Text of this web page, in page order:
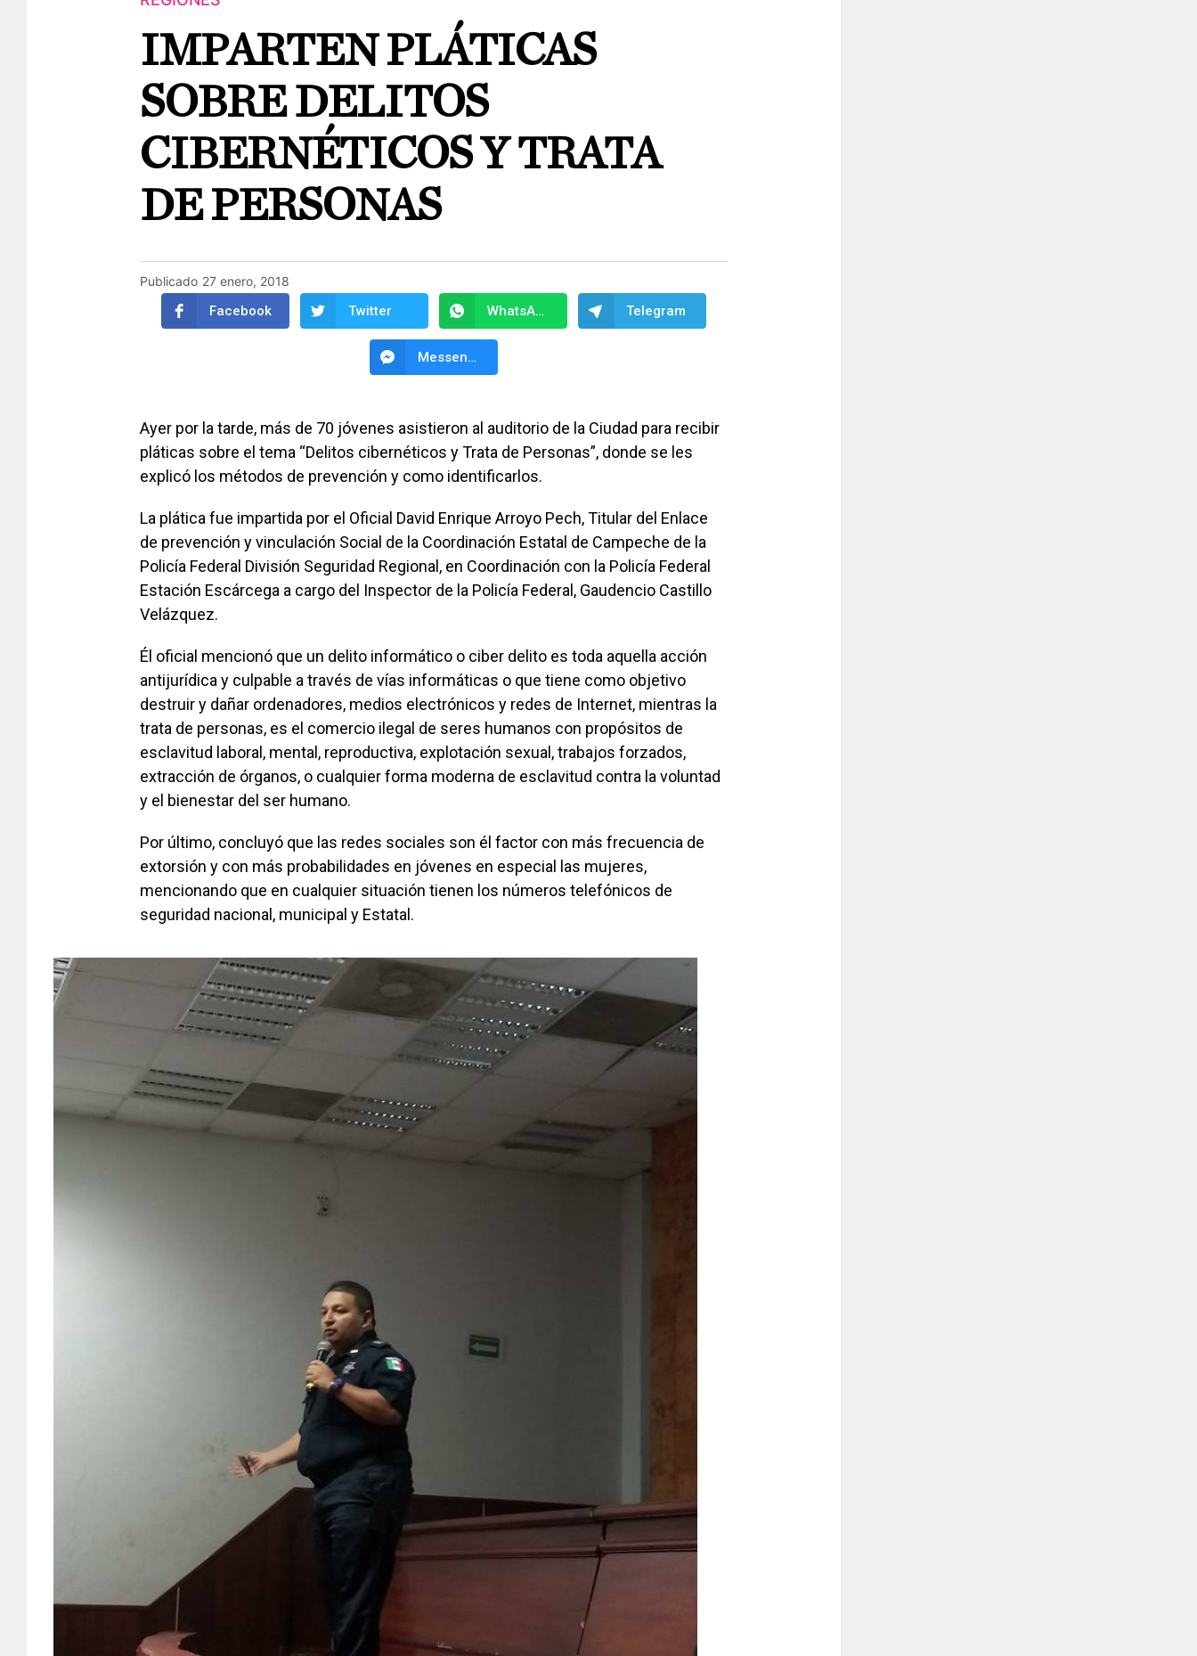
IMPARTEN PLÁTICAS
SOBRE DELITOS
CIBERNÉTICOS Y TRATA
DE PERSONAS
Publicado 27 enero, 2018
Facebook Twitter WhatsApp Telegram
Messenger
Ayer por la tarde, más de 70 jóvenes asistieron al auditorio de la Ciudad para recibir
pláticas sobre el tema “Delitos cibernéticos y Trata de Personas”, donde se les
explicó los métodos de prevención y como identificarlos.
La plática fue impartida por el Oficial David Enrique Arroyo Pech, Titular del Enlace
de prevención y vinculación Social de la Coordinación Estatal de Campeche de la
Policía Federal División Seguridad Regional, en Coordinación con la Policía Federal
Estación Escárcega a cargo del Inspector de la Policía Federal, Gaudencio Castillo
Velázquez.
Él oficial mencionó que un delito informático o ciber delito es toda aquella acción
antijurídica y culpable a través de vías informáticas o que tiene como objetivo
destruir y dañar ordenadores, medios electrónicos y redes de Internet, mientras la
trata de personas, es el comercio ilegal de seres humanos con propósitos de
esclavitud laboral, mental, reproductiva, explotación sexual, trabajos forzados,
extracción de órganos, o cualquier forma moderna de esclavitud contra la voluntad
y el bienestar del ser humano.
Por último, concluyó que las redes sociales son él factor con más frecuencia de
extorsión y con más probabilidades en jóvenes en especial las mujeres,
mencionando que en cualquier situación tienen los números telefónicos de
seguridad nacional, municipal y Estatal.